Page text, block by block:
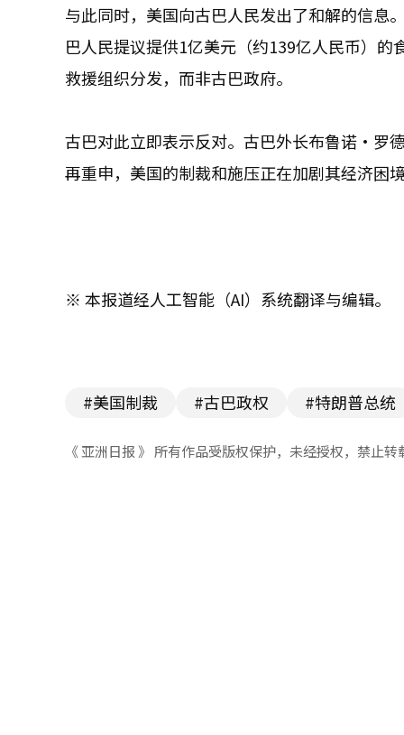
与此同时，美国向古巴人民发出了和解的信
巴人民提议提供1亿美元（约139亿人民币）
救援组织分发，而非古巴政府。
古巴对此立即表示反对。古巴外长布鲁诺·罗
再重申，美国的制裁和施压正在加剧其经济困
※ 本报道经人工智能（AI）系统翻译与编辑。
#美国制裁 #古巴政权 #特朗普总统
《 亚洲日报 》 所有作品受版权保护，未经授权，禁止转